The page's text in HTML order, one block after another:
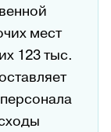
мест
123 тыс.